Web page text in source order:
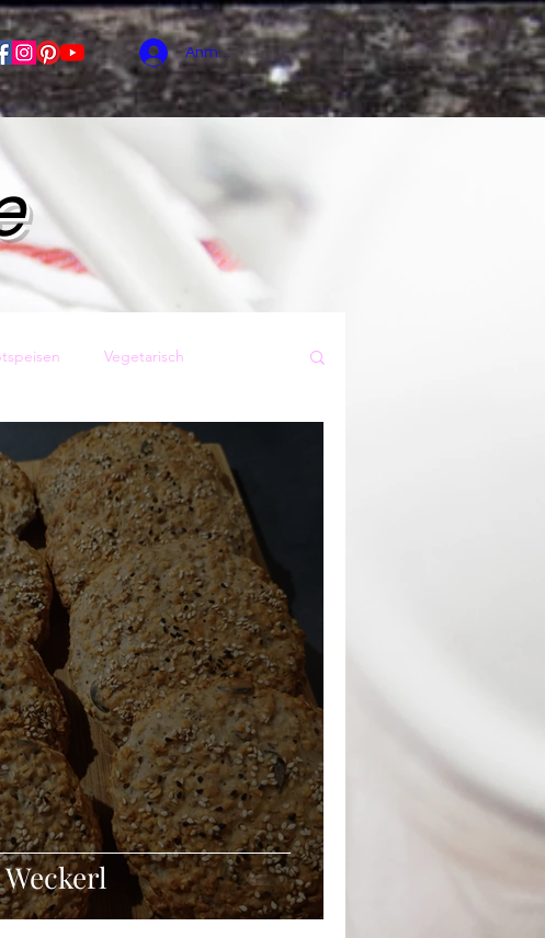
Anmelden
Vegetarisch
Sommer Kuchen
Beilagen Silvester